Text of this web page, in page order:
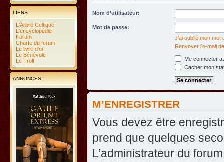
LIENS
L'Arbre Celtique
L'encyclopédie
Forum
Charte du forum
Le livre d'or
Le Bénévole
Le Troll
ANNONCES
Nom d’utilisateur:
Mot de passe:
J’ai oublié mon mot
Renvoyer l’e-mail
Me connecter
Cacher mon
M’ENREGISTRER
Vous devez être
prend que quelques
L’administrateur du